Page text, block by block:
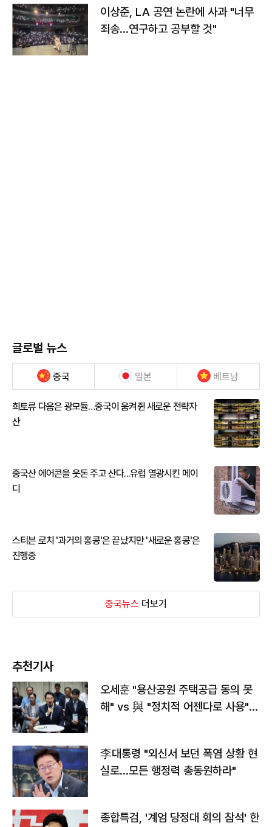
이상준, LA 공연 논란에 사과 "너무
죄송…연구하고 공부할 것"
글로벌 뉴스
중국 일본 베트남
희토류 다음은 광모듈…중국이 움켜쥔 새로운 전략자
산
중국산 에어콘을 웃돈 주고 산다...유럽 열광시킨 메이
디
스티븐 로치 '과거의 홍콩'은 끝났지만 '새로운 홍콩'은
진행중
중국뉴스 더보기
추천기사
오세훈 "용산공원 주택공급 동의 못
해" vs 與 "정치적 어젠다로 사용"
李대통령 "외신서 보던 폭염 상황 현
실로…모든 행정력 총동원하라"
종합특검, '계엄 당정대 회의 참석' 한